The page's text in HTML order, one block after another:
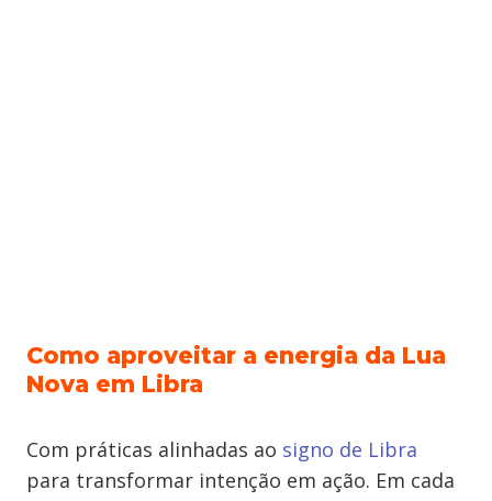
Como aproveitar a energia da Lua
Nova em Libra
Com práticas alinhadas ao signo de Libra
para transformar intenção em ação. Em cada